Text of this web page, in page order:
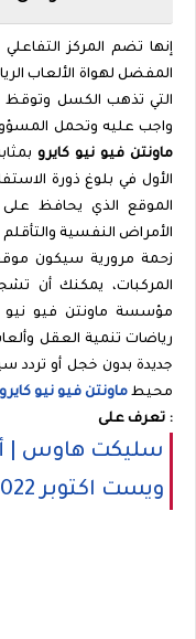
إنها تضم المركز التفاعلي
المفضل لهواة الألعاب
التي تذهب الكسل وتوقظ
واجب عليه وتحمل
ماونتن فيو نيو كايرو
الأول في بلوغ ذورة
الموقع الذي يحافظ
الأمراض النفسية
زحمة مرورية سيكون
المركبات، يمكنك أن
مؤسسة ماونتن فيو نيو
رياضات تنمية العقل
جديدة بدون خجل أو تردد
محيط ماونتن فيو نيو كايرو
تعرف على :
سليكت هاوس |
ويست اكتوبر 2022